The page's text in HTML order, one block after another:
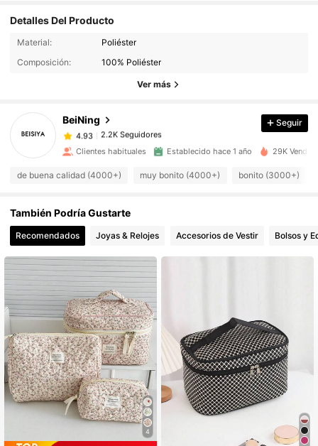
Detalles Del Producto
Material:
Poliéster
Composición:
100% Poliéster
Ver más
BeiNing
2.2K Seguidores
2.2K Seguidores
2.2K Seguidores
M***n seguidoHace 1 día
4.93
2.2K Seguidores
4.93 2.2K Seguidores
4.93 2.2K Seguidores
4.93 2.2K Seguidores
4.93 2.2K Seguidores
Seguir
Clientes habituales Establecido hace 1 año 29K
de buena calidad (4000+) muy bonito (4000+) bonito (3000+)
También Podría Gustarte
Recomendados Joyas & Relojes Accesorios de Vestir Bolsos y
4